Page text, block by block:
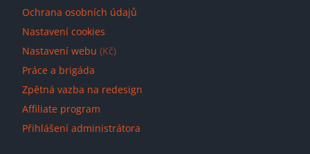
Ochrana osobních údajů
Nastavení cookies
Nastavení webu (Kč)
Práce a brigáda
Zpětná vazba na redesign
Affiliate program
Přihlášení administrátora